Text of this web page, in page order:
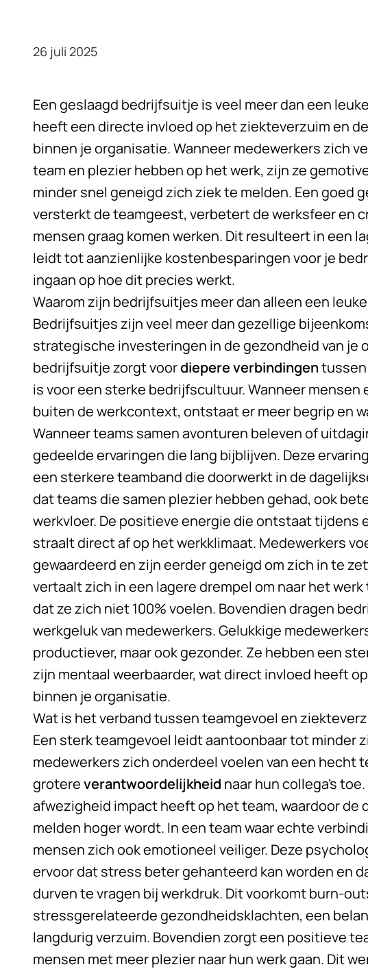
26 juli 2025
Een geslaagd bedrijfsuitje is veel meer dan een
heeft een directe invloed op het ziekteverzuim en
binnen je organisatie. Wanneer medewerkers zich
team en plezier hebben op het werk, zijn ze
minder snel geneigd zich ziek te melden. Een goed
versterkt de teamgeest, verbetert de werksfeer en
mensen graag komen werken. Dit resulteert in een
leidt tot aanzienlijke kostenbesparingen voor je
ingaan op hoe dit precies werkt.
Waarom zijn bedrijfsuitjes meer dan alleen een
Bedrijfsuitjes zijn veel meer dan gezellige
strategische investeringen in de gezondheid van je
bedrijfsuitje zorgt voordiepere verbindingentussen
is voor een sterke bedrijfscultuur. Wanneer mensen
buiten de werkcontext, ontstaat er meer begrip en
Wanneer teams samen avonturen beleven of
gedeelde ervaringen die lang bijblijven. Deze
een sterkere teamband die doorwerkt in de
dat teams die samen plezier hebben gehad, ook
werkvloer. De positieve energie die ontstaat tijdens
straalt direct af op het werkklimaat. Medewerkers
gewaardeerd en zijn eerder geneigd om zich in te
vertaalt zich in een lagere drempel om naar het
dat ze zich niet 100% voelen. Bovendien dragen
werkgeluk van medewerkers. Gelukkige
productiever, maar ook gezonder. Ze hebben een
zijn mentaal weerbaarder, wat direct invloed heeft
binnen je organisatie.
Wat is het verband tussen teamgevoel en
Een sterk teamgevoel leidt aantoonbaar tot minder
medewerkers zich onderdeel voelen van een hecht
grotereverantwoordelijkheid naar hun collega’s
afwezigheid impact heeft op het team, waardoor de
melden hoger wordt. In een team waar echte
mensen zich ook emotioneel veiliger. Deze
ervoor dat stress beter gehanteerd kan worden en
durven te vragen bij werkdruk. Dit voorkomt burn-
stressgerelateerde gezondheidsklachten, een
langdurig verzuim. Bovendien zorgt een positieve
mensen met meer plezier naar hun werk gaan. Dit